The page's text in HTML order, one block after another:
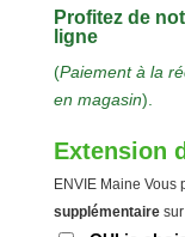
Profitez de
ligne
(Paiement à la
en magasin).
Extension
ENVIE Maine Vous
supplémentairesur